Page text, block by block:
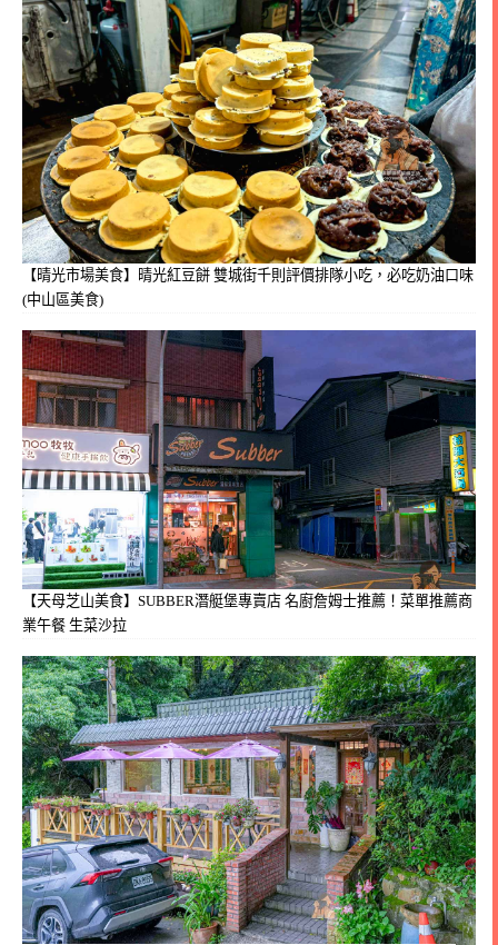
【晴光市場美食】晴光紅豆餅 雙城街千則評價排隊小吃，必吃奶油口味
(中山區美食)
【天母芝山美食】SUBBER潛艇堡專賣店 名廚詹姆士推薦！菜單推薦商
業午餐 生菜沙拉